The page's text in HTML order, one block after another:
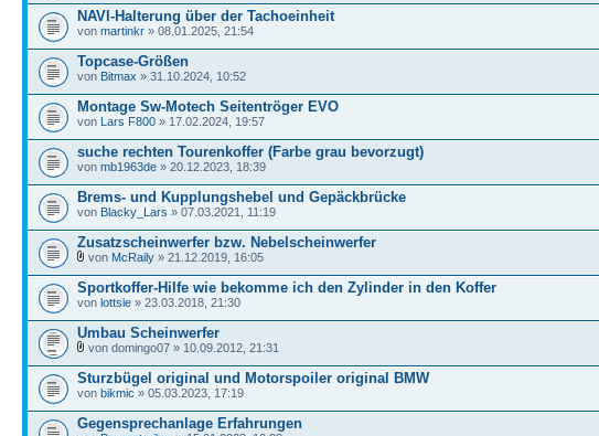
NAVI-Halterung über der Tachoeinheit
von martinkr » 08.01.2025, 21:54
Topcase-Größen
von Bitmax » 31.10.2024, 10:52
Montage Sw-Motech Seitentröger EVO
von Lars F800 » 17.02.2024, 19:57
suche rechten Tourenkoffer (Farbe grau bevorzugt)
von mb1963de » 20.12.2023, 18:39
Brems- und Kupplungshebel und Gepäckbrücke
von Blacky_Lars » 07.03.2021, 11:19
Zusatzscheinwerfer bzw. Nebelscheinwerfer
von McRaily » 21.12.2019, 16:05
Sportkoffer-Hilfe wie bekomme ich den Zylinder in den Koffer
von lottsie » 23.03.2018, 21:30
Umbau Scheinwerfer
von domingo07 » 10.09.2012, 21:31
Sturzbügel original und Motorspoiler original BMW
von bikmic » 05.03.2023, 17:19
Gegensprechanlage Erfahrungen